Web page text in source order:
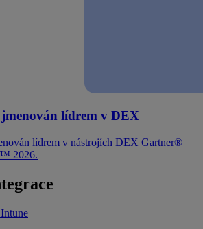
jmenován lídrem v DEX
lídrem v nástrojích DEX Gartner®
2026.